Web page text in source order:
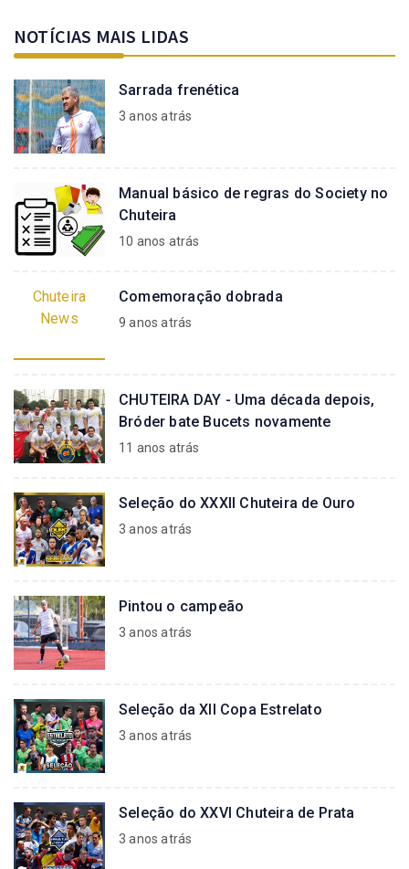
NOTÍCIAS MAIS LIDAS
Sarrada frenética
3 anos atrás
Manual básico de regras do Society no
Chuteira
10 anos atrás
Chuteira
News
Comemoração dobrada
9 anos atrás
CHUTEIRA DAY - Uma década depois,
Bróder bate Bucets novamente
11 anos atrás
Seleção do XXXII Chuteira de Ouro
3 anos atrás
Pintou o campeão
3 anos atrás
Seleção da XII Copa Estrelato
3 anos atrás
Seleção do XXVI Chuteira de Prata
3 anos atrás